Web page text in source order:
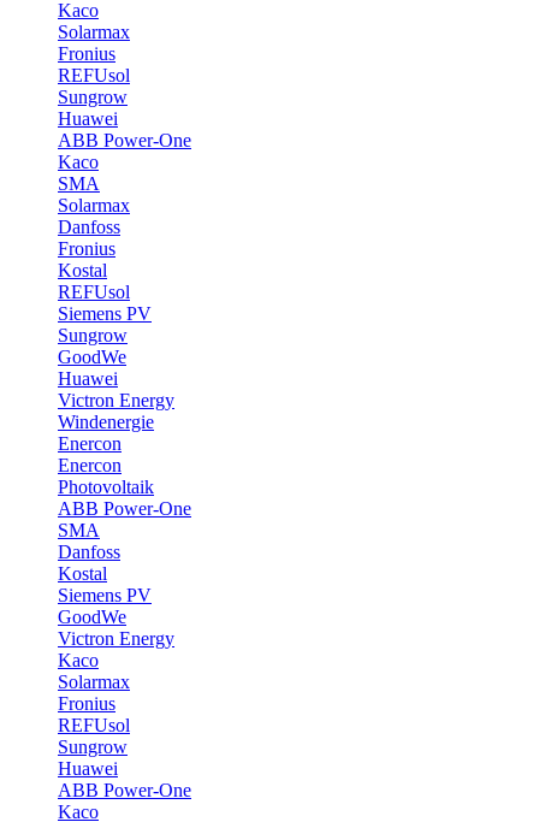
Kaco
Solarmax
Fronius
REFUsol
Sungrow
Huawei
ABB Power-One
Kaco
SMA
Solarmax
Danfoss
Fronius
Kostal
REFUsol
Siemens PV
Sungrow
GoodWe
Huawei
Victron Energy
Windenergie
Enercon
Enercon
Photovoltaik
ABB Power-One
SMA
Danfoss
Kostal
Siemens PV
GoodWe
Victron Energy
Kaco
Solarmax
Fronius
REFUsol
Sungrow
Huawei
ABB Power-One
Kaco